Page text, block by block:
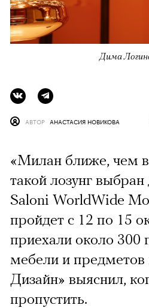
Дима
АВТОР АНАСТАСИЯ НОВИКОВА
«Милан ближе, чем
такой лозунг
Saloni WorldWide
пройдет с 12 по 15
приехали около 300
мебели и
Дизайн» выяснил,
пропустить.